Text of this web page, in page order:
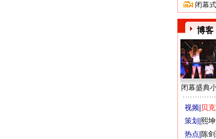
闭幕
博客
闭幕盛典
视频| 贝
策划| 熙
热点| 陈